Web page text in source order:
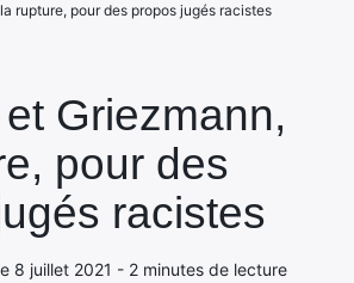
Griezmann,
pour des
racistes
8 juillet 2021 - 2 minutes de lecture
rupture, pour des propos jugés racistes